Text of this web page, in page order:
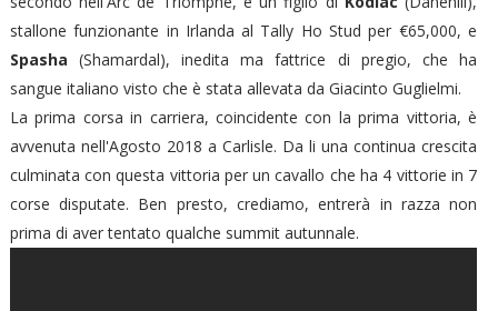
stallone funzionante in Irlanda al Tally Ho Stud per €65,000, e
Spasha(Shamardal), inedita ma fattrice di pregio, che ha
sangue italiano visto che è stata allevata da Giacinto Guglielmi.
La prima corsa in carriera, coincidente con la prima vittoria, è
avvenuta nell'Agosto 2018 a Carlisle. Da li una continua crescita
culminata con questa vittoria per un cavallo che ha 4 vittorie in 7
corse disputate. Ben presto, crediamo, entrerà in razza non
prima di aver tentato qualche summit autunnale.